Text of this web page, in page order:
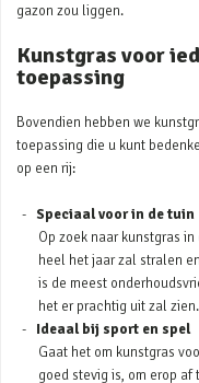
gazon zou liggen.
Kunstgras voor
toepassing
Bovendien hebben we
toepassing die u kunt
op een rij:
Speciaal voor in de tuin
Op zoek naar kunstgras
heel het jaar zal stralen
is de meest
het er prachtig uit zal zien.
Ideaal bij sport en spel
Gaat het om kunstgras
goed stevig is, om erop